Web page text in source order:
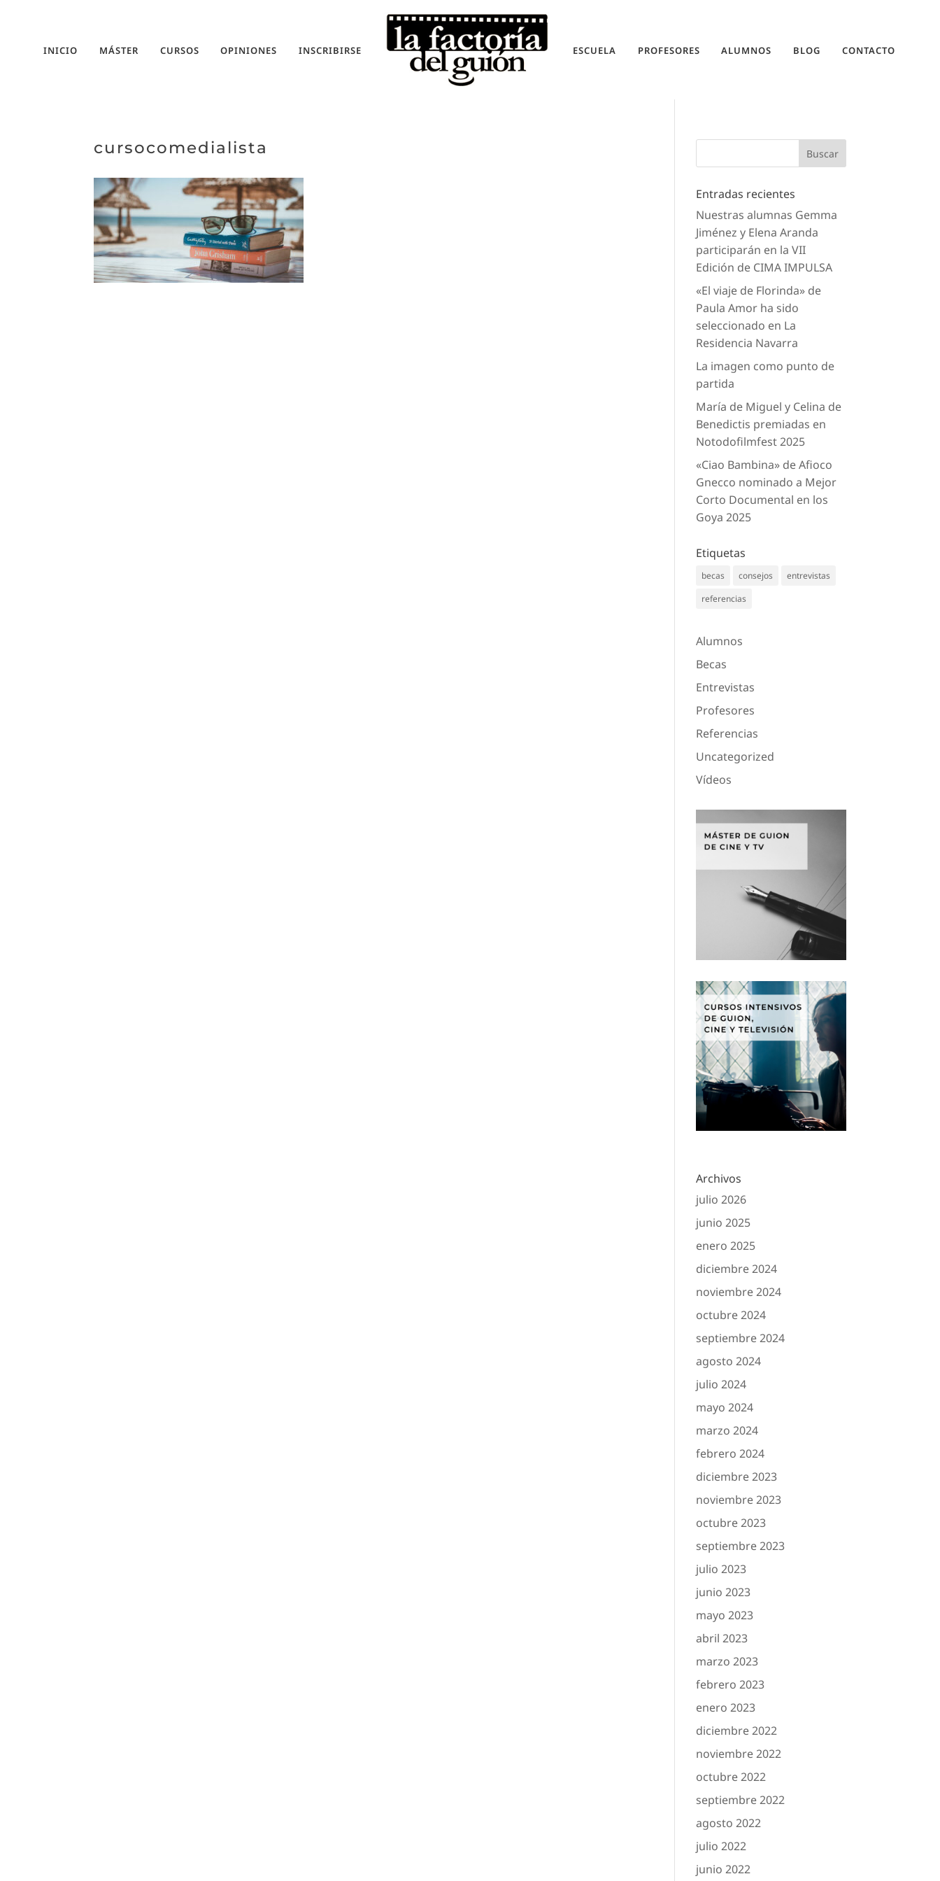
INICIO MÁSTER CURSOS OPINIONES INSCRIBIRSE ESCUELA PROFESORES ALUMNOS BLOG CONTACTO
cursocomedialista
Entradas recientes
Nuestras alumnas Gemma
Jiménez y Elena Aranda
participarán en la VII
Edición de CIMA IMPULSA
«El viaje de Florinda» de
Paula Amor ha sido
seleccionado en La
Residencia Navarra
La imagen como punto de
partida
María de Miguel y Celina de
Benedictis premiadas en
Notodofilmfest 2025
«Ciao Bambina» de Afioco
Gnecco nominado a Mejor
Corto Documental en los
Goya 2025
Etiquetas
becas consejos
entrevistas
referencias
Alumnos
Becas
Entrevistas
Profesores
Referencias
Uncategorized
Vídeos
Archivos
julio 2026
junio 2025
enero 2025
diciembre 2024
noviembre 2024
octubre 2024
septiembre 2024
agosto 2024
julio 2024
mayo 2024
marzo 2024
febrero 2024
diciembre 2023
noviembre 2023
octubre 2023
septiembre 2023
julio 2023
junio 2023
mayo 2023
abril 2023
marzo 2023
febrero 2023
enero 2023
diciembre 2022
noviembre 2022
octubre 2022
septiembre 2022
agosto 2022
julio 2022
junio 2022